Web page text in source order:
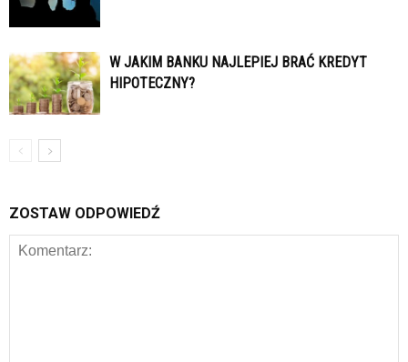
W JAKIM BANKU NAJLEPIEJ BRAĆ KREDYT
HIPOTECZNY?
ZOSTAW ODPOWIEDŹ